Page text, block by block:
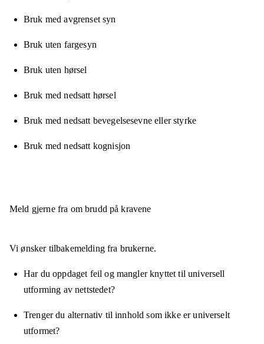
Bruk med avgrenset syn
Bruk uten fargesyn
Bruk uten hørsel
Bruk med nedsatt hørsel
Bruk med nedsatt bevegelsesevne eller styrke
Bruk med nedsatt kognisjon
Meld gjerne fra om brudd på kravene
Vi ønsker tilbakemelding fra brukerne.
Har du oppdaget feil og mangler knyttet til universell
utforming av nettstedet?
Trenger du alternativ til innhold som ikke er universelt
utformet?